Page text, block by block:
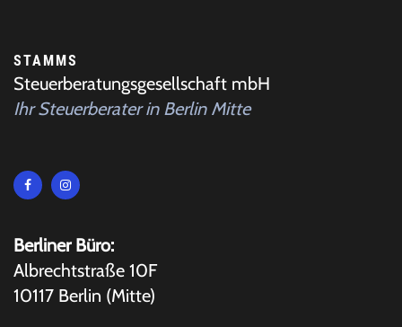
STAMMS
Steuerberatungsgesellschaft mbH
Ihr Steuerberater in Berlin Mitte
Berliner Büro:
Albrechtstraße 10F
10117 Berlin (Mitte)